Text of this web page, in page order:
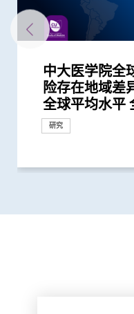
中大医学院全
险存在地域差
全球平均水平
研究
中大开发「磁
耳炎患者中耳
研究
中大完成全球
人手术临床研
往难达位置进
外科创新技术
中大利用港产
球首个机械人
块切除术」治
外科创新技术
创科赋能 智
新趋势研讨会
学医学院签署
里程碑
中大为亚洲先
入术」治阻塞
研究
中大成功研发
物合成软体微
器限制 深入
研究
中大与世界顶
械人研究合作
未来发展
国际合作
中大港大率先
心脏手术
研究
中大研究发现
感染HPV病毒
染HPV情况
研究
中大研发教材
将推广至全港
健康推广计划
中大研究揭示
语的影响 现
划以探讨复康
研究
中大调查发现
的生活质素
研究
中大与尚普研
及声音改善的
街日报「亚洲
奖项及荣誉